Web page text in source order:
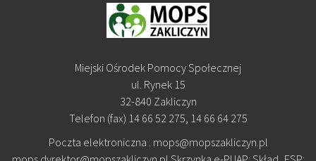
Miejski Ośrodek Pomocy Społecznej
ul. Rynek 15
32-840 Zakliczyn
Telefon (fax) 14 66 52 275, 14 66 64 275
Poczta elektroniczna : mops@mopszakliczyn.pl